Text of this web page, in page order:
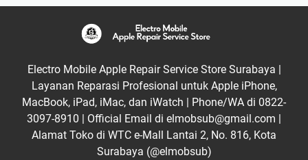
Electro Mobile Apple Repair Service Store Surabaya |
Layanan Reparasi Profesional untuk Apple iPhone,
MacBook, iPad, iMac, dan iWatch | Phone/WA di 0822-
3097-8910 | Official Email di elmobsub@gmail.com |
Alamat Toko di WTC e-Mall Lantai 2, No. 816, Kota
Surabaya (@elmobsub)